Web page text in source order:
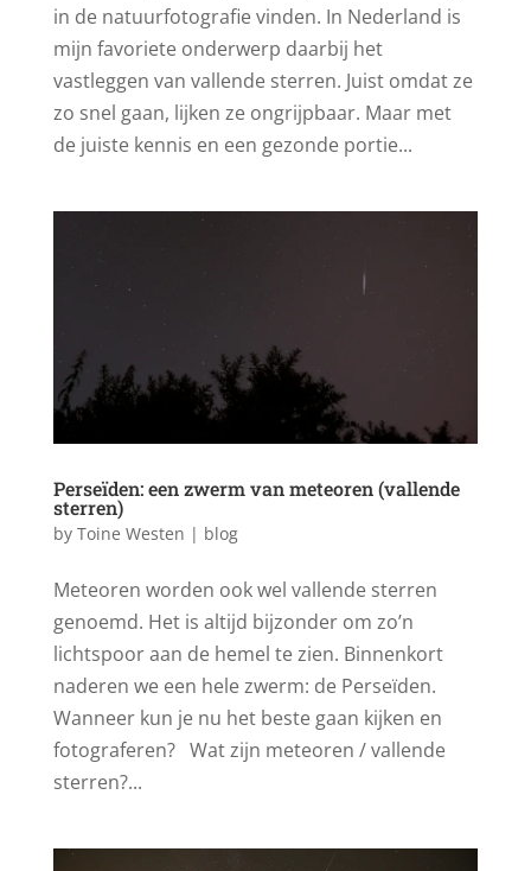
in de natuurfotografie vinden. In Nederland is
mijn favoriete onderwerp daarbij het
vastleggen van vallende sterren. Juist omdat ze
zo snel gaan, lijken ze ongrijpbaar. Maar met
de juiste kennis en een gezonde portie...
Perseïden: een zwerm van meteoren (vallende
sterren)
by Toine Westen | blog
Meteoren worden ook wel vallende sterren
genoemd. Het is altijd bijzonder om zo’n
lichtspoor aan de hemel te zien. Binnenkort
naderen we een hele zwerm: de Perseïden.
Wanneer kun je nu het beste gaan kijken en
fotograferen? Wat zijn meteoren / vallende
sterren?...